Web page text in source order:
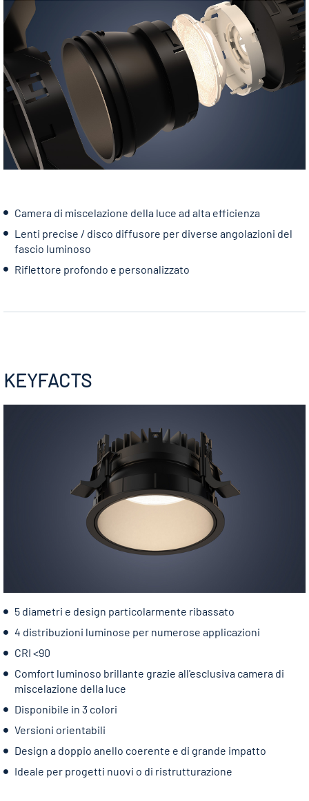
Camera di miscelazione della luce ad alta efficienza
Lenti precise / disco diffusore per diverse angolazioni del
fascio luminoso
Riflettore profondo e personalizzato
KEYFACTS
5 diametri e design particolarmente ribassato
4 distribuzioni luminose per numerose applicazioni
CRI <90
Comfort luminoso brillante grazie all'esclusiva camera di
miscelazione della luce
Disponibile in 3 colori
Versioni orientabili
Design a doppio anello coerente e di grande impatto
Ideale per progetti nuovi o di ristrutturazione